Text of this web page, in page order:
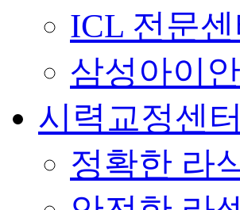
ICL 전문
삼성아이
시력교정센터
정확한 라